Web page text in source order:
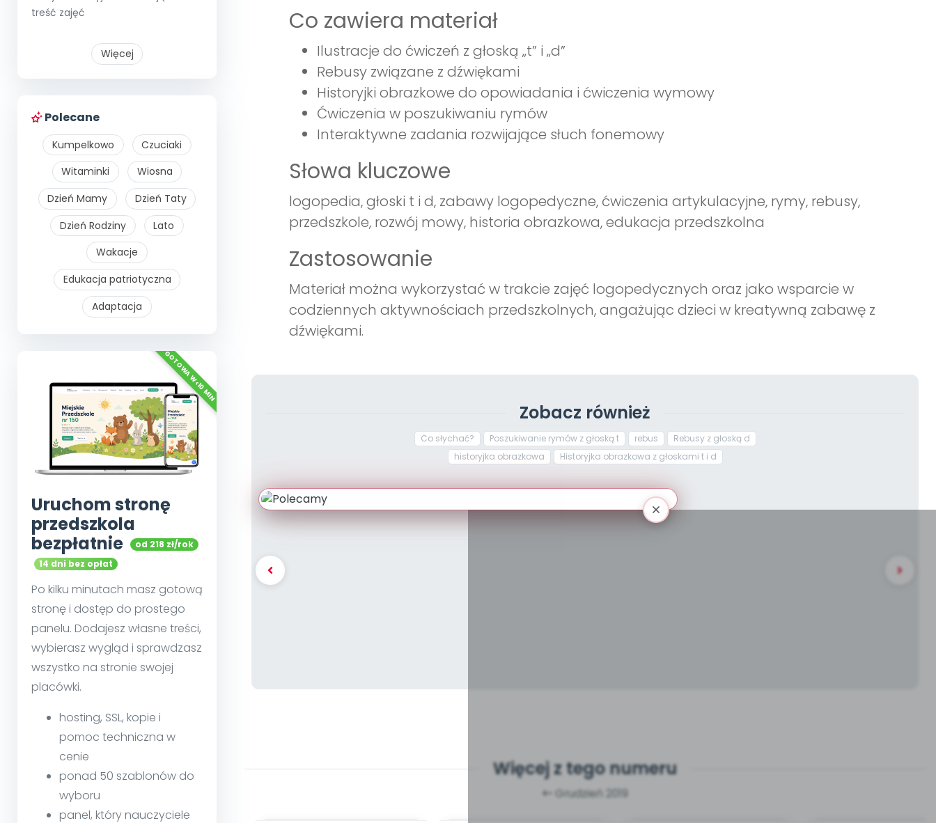
treść zajęć
Więcej
Polecane
Kumpelkowo
Czuciaki
Witaminki
Wiosna
Dzień Mamy
Dzień Taty
Dzień Rodziny
Lato
Wakacje
Edukacja patriotyczna
Adaptacja
Uruchom stronę
przedszkola
bezpłatnie
od 218 zł/rok
14 dni bez opłat
Po kilku minutach masz gotową
stronę i dostęp do prostego
panelu. Dodajesz własne treści,
wybierasz wygląd i sprawdzasz
wszystko na stronie swojej
placówki.
hosting, SSL, kopie i
pomoc techniczna w
cenie
ponad 50 szablonów do
wyboru
panel, który nauczyciele
Co zawiera materiał
Ilustracje do ćwiczeń z głoską „t” i „d”
Rebusy związane z dźwiękami
Historyjki obrazkowe do opowiadania i ćwiczenia wymowy
Ćwiczenia w poszukiwaniu rymów
Interaktywne zadania rozwijające słuch fonemowy
Słowa kluczowe
logopedia, głoski t i d, zabawy logopedyczne, ćwiczenia artykulacyjne, rymy, rebusy,
przedszkole, rozwój mowy, historia obrazkowa, edukacja przedszkolna
Zastosowanie
Materiał można wykorzystać w trakcie zajęć logopedycznych oraz jako wsparcie w
codziennych aktywnościach przedszkolnych, angażując dzieci w kreatywną zabawę z
dźwiękami.
Zobacz również
Co słychać? Poszukiwanie rymów z głoską t rebus
Rebusy z głoską d
historyjka obrazkowa
Historyjka obrazkowa z głoskami t i d
Więcej z tego numeru
Grudzień 2019